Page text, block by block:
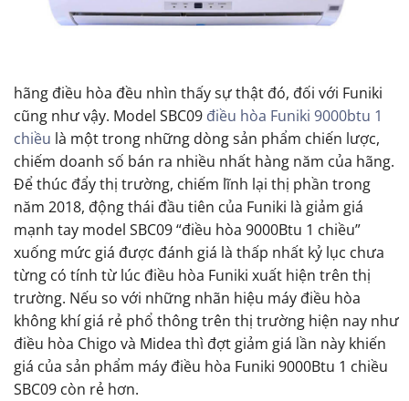
hãng điều hòa đều nhìn thấy sự thật đó, đối với Funiki
cũng như vậy. Model SBC09 điều hòa Funiki 9000btu 1
chiều là một trong những dòng sản phẩm chiến lược,
chiếm doanh số bán ra nhiều nhất hàng năm của hãng.
Để thúc đẩy thị trường, chiếm lĩnh lại thị phần trong
năm 2018, động thái đầu tiên của Funiki là giảm giá
mạnh tay model SBC09 “điều hòa 9000Btu 1 chiều”
xuống mức giá được đánh giá là thấp nhất kỷ lục chưa
từng có tính từ lúc điều hòa Funiki xuất hiện trên thị
trường. Nếu so với những nhãn hiệu máy điều hòa
không khí giá rẻ phổ thông trên thị trường hiện nay như
điều hòa Chigo và Midea thì đợt giảm giá lần này khiến
giá của sản phẩm máy điều hòa Funiki 9000Btu 1 chiều
SBC09 còn rẻ hơn.